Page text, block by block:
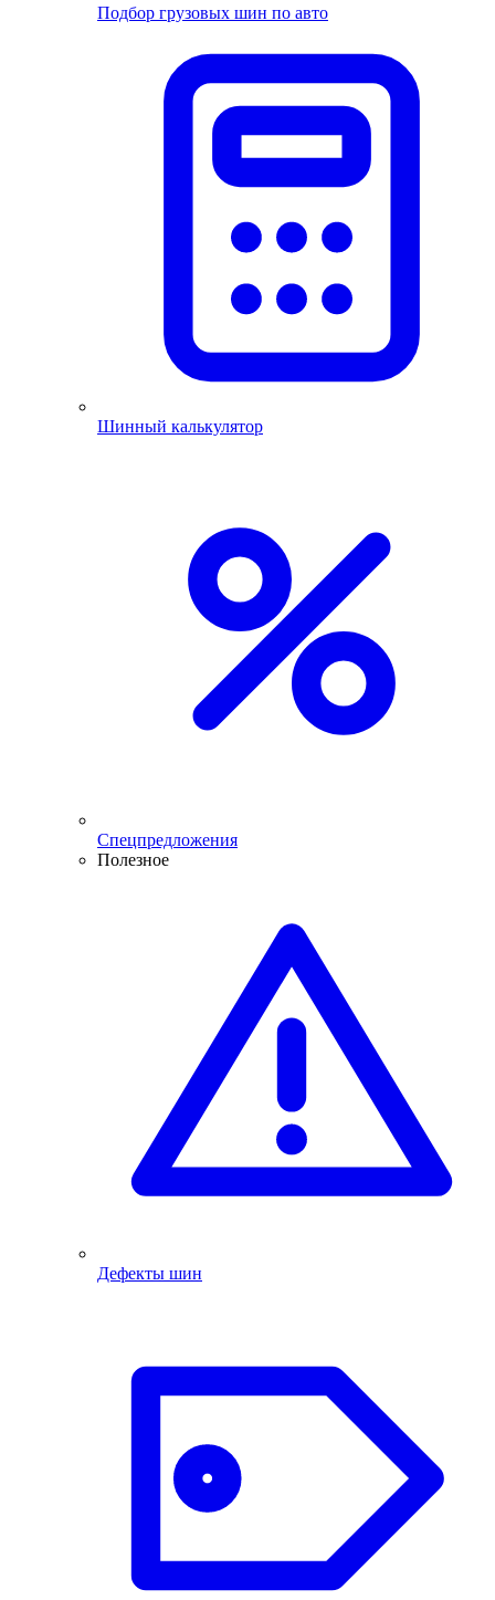
Подбор грузовых шин по авто
Шинный калькулятор
Спецпредложения
Полезное
Дефекты шин